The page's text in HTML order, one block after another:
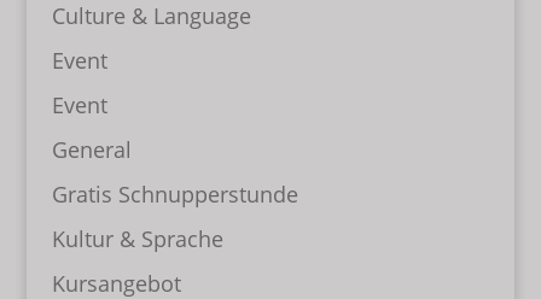
Culture & Language
Event
Event
General
Gratis Schnupperstunde
Kultur & Sprache
Kursangebot